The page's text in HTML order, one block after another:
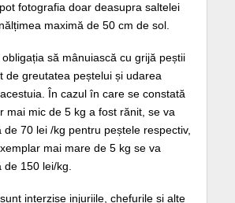
fotografia doar deasupra saltelei
maximă de 50 cm de sol.
să mânuiască cu grijă peștii
de greutatea peștelui și udarea
În cazul în care se constată
mai mic de 5 kg a fost rănit, se va
de 70 lei /kg pentru peștele respectiv,
mai mare de 5 kg se va
150 lei/kg.
interzise injuriile, chefurile și alte